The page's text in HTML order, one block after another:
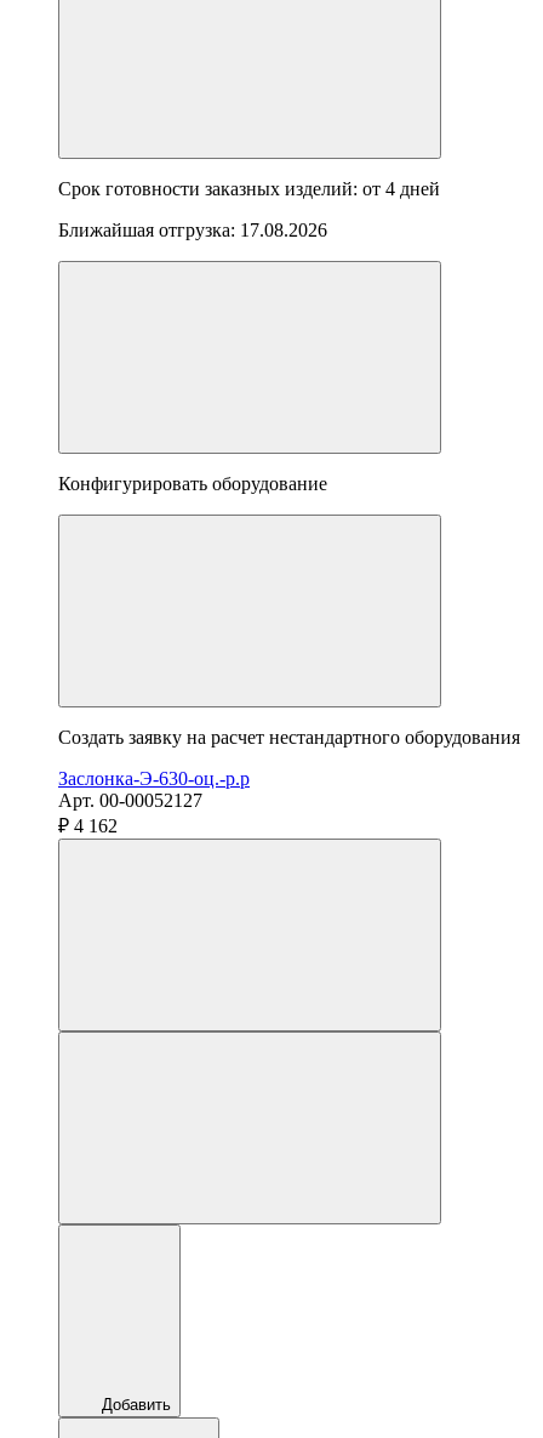
Срок готовности заказных изделий: от 4 дней
Ближайшая отгрузка: 17.08.2026
Конфигурировать оборудование
Создать заявку на расчет нестандартного оборудования
Заслонка-Э-630-оц.-р.р
Арт. 00-00052127
₽ 4 162
Добавить